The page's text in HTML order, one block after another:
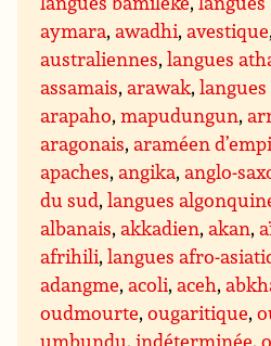
aymara,awadhi,avestique
australiennes,langues
assamais,arawak,
arapaho,mapudungun,
aragonais,araméen
apaches,angika,anglo-
du sud,langues
albanais,akkadien,akan,
afrihili,langues afro-
adangme,acoli,aceh,
oudmourte,ougaritique,
umbundu,indéterminée,